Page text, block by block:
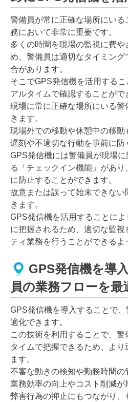
警備員が常に正確な場所にい
務において非常に重要です。
多くの時間を現場の監視に費や
め、警備員は適切なタイミン
合があります。
そこでGPS発信機を活用する
アルタイムで確認することがで
現場に常に正確な場所にいる
きます。
現場外での移動や休憩中の移動
遅刻や不適切な行動を事前に防
GPS発信機には警備員が現場
る「チェックイン機能」があ
に防止することができます。
故意または誤って始末できな
きます。
GPS発信機を活用することに
に把握されるため、適切な監視
ティ業務を行うことができるよ
GPS発信機を導
員の業務フローを最
GPS発信機を導入することで
適化できます。
この技術を利用することで、
タイムで把握できるため、より
ます。
不審な動きの検知や勤務時間の
業務効率の向上やコスト削減が
弊害行為の抑止にもつながり、